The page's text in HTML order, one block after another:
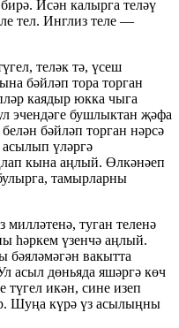
Исән калырга теләү
тел. Инглиз теле —
теләк тә, үсеш
бәйләп тора торган
каядыр юкка чыга
эчендәге бушлыктан җәфа
бәйләп торган нәрсә
үләргә
кына аңлый. Өлкәнәеп
тамырларны
туган теленә
һәркем үзенчә аңлый.
бәяләмәгән вакытта
асыл дөньяда яшәргә көч
түгел икән, сине изеп
Шуңа күрә үз асылыңны